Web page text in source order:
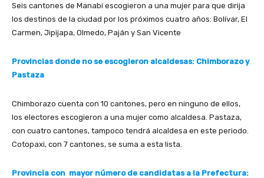
Seis cantones de Manabí escogieron a una mujer para que dirija
los destinos de la ciudad por los próximos cuatro años: Bolívar, El
Carmen, Jipijapa, Olmedo, Paján y San Vicente
Provincias donde no se escogieron alcaldesas: Chimborazo y
Pastaza
Chimborazo cuenta con 10 cantones, pero en ninguno de ellos,
los electores escogieron a una mujer como alcaldesa. Pastaza,
con cuatro cantones, tampoco tendrá alcaldesa en este periodo.
Cotopaxi, con 7 cantones, se suma a esta lista.
Provincia con mayor número de candidatas a la Prefectura: